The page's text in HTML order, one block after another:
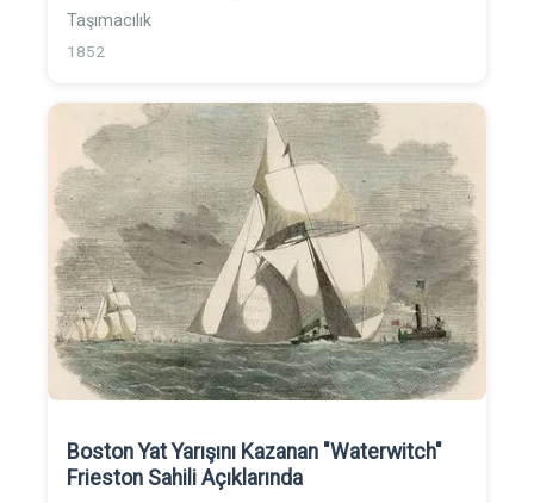
Taşımacılık
1852
Boston Yat Yarışını Kazanan "Waterwitch"
Frieston Sahili Açıklarında